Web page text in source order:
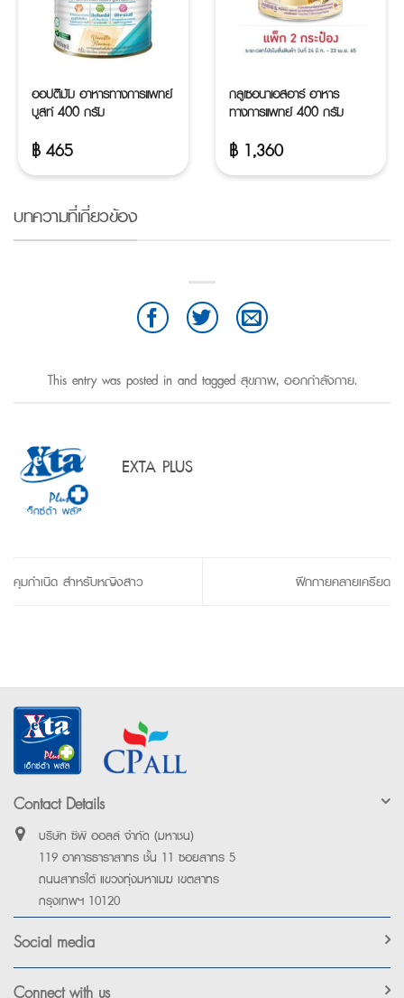
ออปติมัม อาหารทางการแพทย์
บูสท์ 400 กรัม
฿465
กลูเซอนาเอสอาร์ อาหาร
ทางการแพทย์ 400 กรัม
฿ 1,360
บทความที่เกี่ยวข้อง
This entry was posted in and tagged สุขภาพ, ออกกำลังกาย.
EXTA PLUS
คุมกำเนิด สำหรับหญิงสาว ฝึกกายคลายเครียด
Contact Details
บริษัท ซีพี ออลล์ จำกัด (มหาชน)
119 อาคารธาราสาทร ชั้น 11 ซอยสาทร 5
ถนนสาทรใต้ แขวงทุ่งมหาเมฆ เขตสาทร
กรุงเทพฯ 10120
Social media
Connect with us